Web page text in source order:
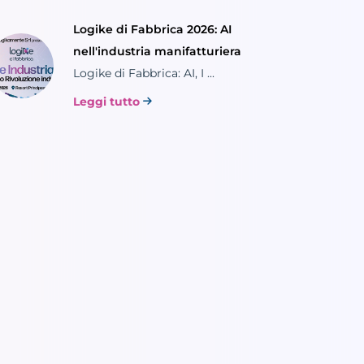
Logike di Fabbrica 2026: AI
nell'industria manifatturiera
Logike di Fabbrica: AI, I ...
Leggi tutto